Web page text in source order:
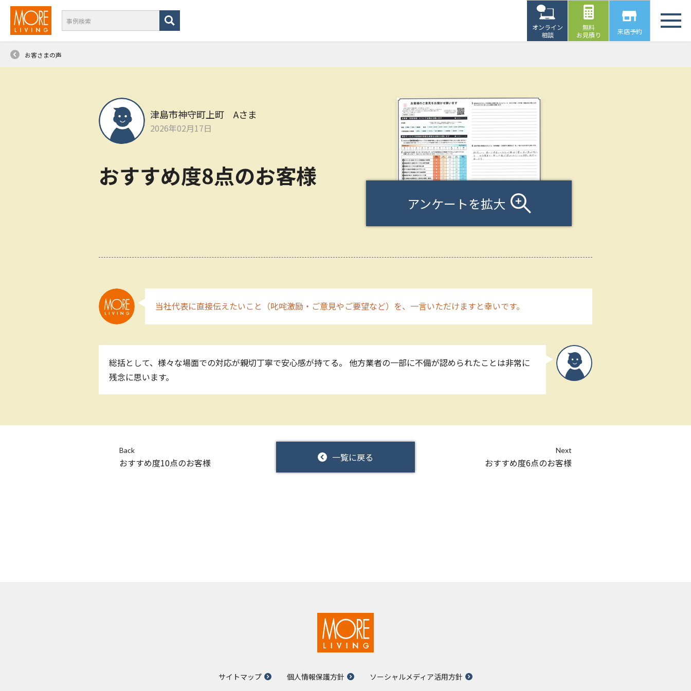
オンライン
相談
無料
お見積り
来店予約
お客さまの声
津島市神守町上町 Aさま
2026年02月17日
おすすめ度8点のお客様
アンケートを拡大
当社代表に直接伝えたいこと（叱咤激励・ご意見やご要望など）を、一言いただけますと幸いです。
総括として、様々な場面での対応が親切丁寧で安心感が持てる。 他方業者の一部に不備が認められたことは非常に
残念に思います。
Back
おすすめ度10点のお客様 一覧に戻る
Next
おすすめ度6点のお客様
サイトマップ 個人情報保護方針 ソーシャルメディア活用方針